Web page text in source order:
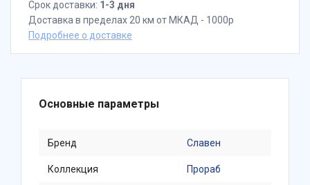
Срок доставки: 1-3 дня
Доставка в пределах 20 км от МКАД - 1000р
Подробнее о доставке
Основные параметры
Бренд Славен
Коллекция Прораб